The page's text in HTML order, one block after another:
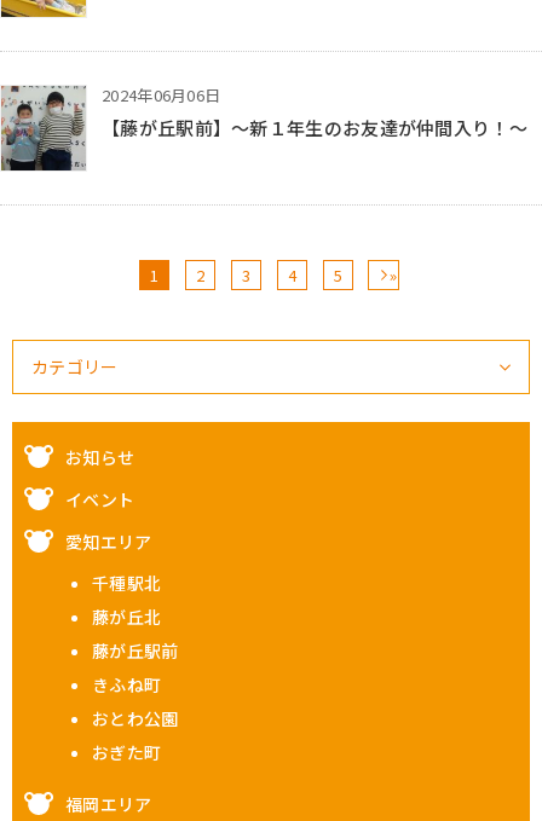
【藤が丘駅前】～新１年生のお友達が仲間入り！～
2024年06月06日
1 2 3 4 5 »
カテゴリー
お知らせ
イベント
愛知エリア
千種駅北
藤が丘北
藤が丘駅前
きふね町
おとわ公園
おぎた町
福岡エリア